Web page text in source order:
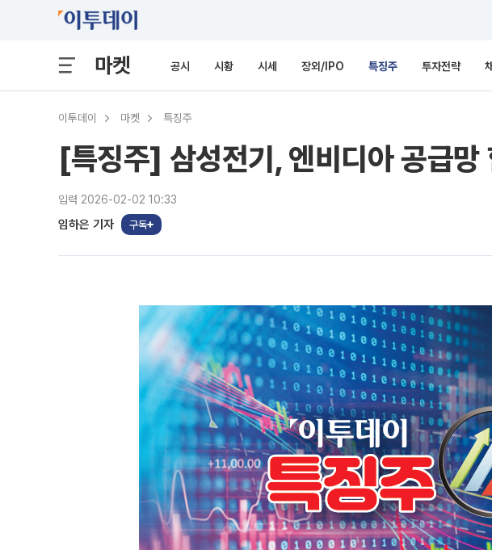
마켓 공시 시황 시세 장외/IPO 특징주 투자전략
이투데이 마켓 특징주
[특징주] 삼성전기, 엔비디아 공급
입력 2026-02-02 10:33
임하은 기자 구독